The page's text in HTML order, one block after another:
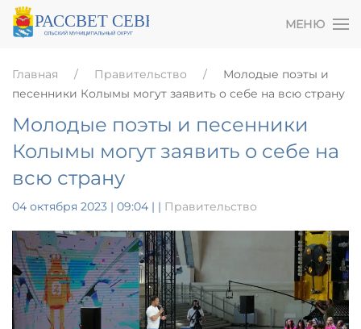
МЕНЮ
Главная Правительство
Молодые поэты и
песенники Колымы могут заявить о себе на всю страну
Молодые поэты и песенники
Колымы могут заявить о себе на
всю страну
04 октября 2023 | 09:04 | | Правительство